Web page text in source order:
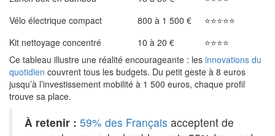
Vélo électrique compact
800 à 1 500 €
⭐⭐⭐⭐⭐
Kit nettoyage concentré
10 à 20 €
⭐⭐⭐⭐
Ce tableau illustre une réalité encourageante : les innovations du
quotidien couvrent tous les budgets. Du petit geste à 8 euros
jusqu’à l’investissement mobilité à 1 500 euros, chaque profil
trouve sa place.
À retenir : 59% des Français acceptent de